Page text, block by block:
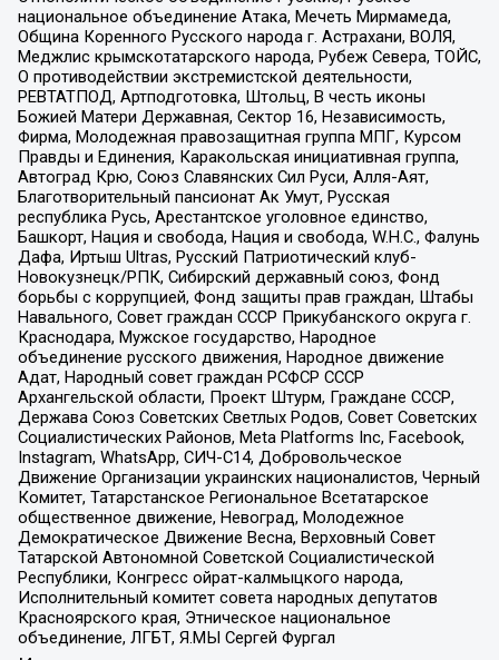
национальное объединение Атака, Мечеть Мирмамеда,
Община Коренного Русского народа г. Астрахани, ВОЛЯ,
Меджлис крымскотатарского народа, Рубеж Севера, ТОЙС,
О противодействии экстремистской деятельности,
РЕВТАТПОД, Артподготовка, Штольц, В честь иконы
Божией Матери Державная, Сектор 16, Независимость,
Фирма, Молодежная правозащитная группа МПГ, Курсом
Правды и Единения, Каракольская инициативная группа,
Автоград Крю, Союз Славянских Сил Руси, Алля-Аят,
Благотворительный пансионат Ак Умут, Русская
республика Русь, Арестантское уголовное единство,
Башкорт, Нация и свобода, Нация и свобода, W.H.С., Фалунь
Дафа, Иртыш Ultras, Русский Патриотический клуб-
Новокузнецк/РПК, Сибирский державный союз, Фонд
борьбы с коррупцией, Фонд защиты прав граждан, Штабы
Навального, Совет граждан СССР Прикубанского округа г.
Краснодара, Мужское государство, Народное
объединение русского движения, Народное движение
Адат, Народный совет граждан РСФСР СССР
Архангельской области, Проект Штурм, Граждане СССР,
Держава Союз Советских Светлых Родов, Совет Советских
Социалистических Районов, Meta Platforms Inc, Facebook,
Instagram, WhatsApp, СИЧ-С14, Добровольческое
Движение Организации украинских националистов, Черный
Комитет, Татарстанское Региональное Всетатарское
общественное движение, Невоград, Молодежное
Демократическое Движение Весна, Верховный Совет
Татарской Автономной Советской Социалистической
Республики, Конгресс ойрат-калмыцкого народа,
Исполнительный комитет совета народных депутатов
Красноярского края, Этническое национальное
объединение, ЛГБТ, Я.МЫ Сергей Фургал